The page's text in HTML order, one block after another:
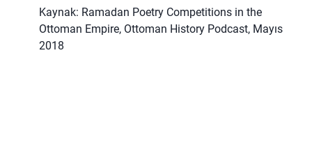
Kaynak: Ramadan Poetry Competitions in the
Ottoman Empire, Ottoman History Podcast, Mayıs
2018